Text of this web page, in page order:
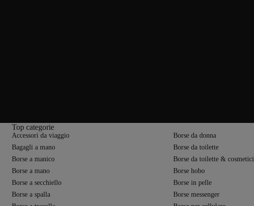
Top categorie
Accessori da viaggio
Bagagli a mano
Borse a manico
Borse a mano
Borse a secchiello
Borse a spalla
Borse da donna
Borse da toilette
Borse da toilette & cosmetici
Borse hobo
Borse in pelle
Borse messenger